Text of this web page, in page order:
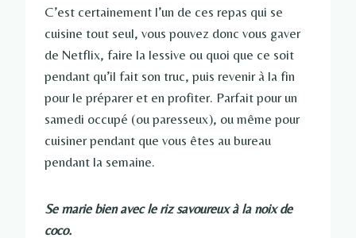
C’est certainement l’un de ces repas qui se
cuisine tout seul, vous pouvez donc vous gaver
de Netflix, faire la lessive ou quoi que ce soit
pendant qu’il fait son truc, puis revenir à la fin
pour le préparer et en profiter. Parfait pour un
samedi occupé (ou paresseux), ou même pour
cuisiner pendant que vous êtes au bureau
pendant la semaine.
Se marie bien avec le riz savoureux à la noix de
coco.